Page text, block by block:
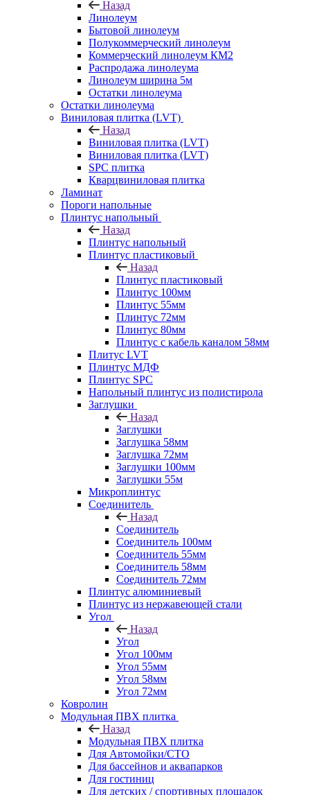
Назад
Линолеум
Бытовой линолеум
Полукоммерческий линолеум
Коммерческий линолеум КМ2
Распродажа линолеума
Линолеум ширина 5м
Остатки линолеума
Остатки линолеума
Виниловая плитка (LVT)
Назад
Виниловая плитка (LVT)
Виниловая плитка (LVT)
SPC плитка
Кварцвиниловая плитка
Ламинат
Пороги напольные
Плинтус напольный
Назад
Плинтус напольный
Плинтус пластиковый
Назад
Плинтус пластиковый
Плинтус 100мм
Плинтус 55мм
Плинтус 72мм
Плинтус 80мм
Плинтус с кабель каналом 58мм
Плитус LVT
Плинтус МДФ
Плинтус SPC
Напольный плинтус из полистирола
Заглушки
Назад
Заглушки
Заглушка 58мм
Заглушка 72мм
Заглушки 100мм
Заглушки 55м
Микроплинтус
Соединитель
Назад
Соединитель
Соединитель 100мм
Соединитель 55мм
Соединитель 58мм
Соединитель 72мм
Плинтус алюминиевый
Плинтус из нержавеющей стали
Угол
Назад
Угол
Угол 100мм
Угол 55мм
Угол 58мм
Угол 72мм
Ковролин
Модульная ПВХ плитка
Назад
Модульная ПВХ плитка
Для Автомойки/СТО
Для бассейнов и аквапарков
Для гостиниц
Для детских / спортивных площадок